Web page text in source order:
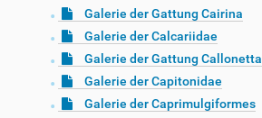
Galerie der Gattung Cairina
Galerie der Calcariidae
Galerie der Gattung Callonetta
Galerie der Capitonidae
Galerie der Caprimulgiformes